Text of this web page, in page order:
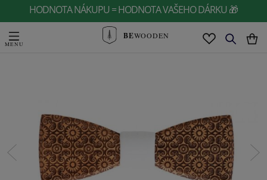
HODNOTA NÁKUPU = HODNOTA VAŠEHO DÁRKU 🎁
BEWOODEN